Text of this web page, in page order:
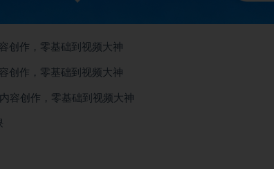
创作，​零基础到视频大神
创作，​零基础到视频大神